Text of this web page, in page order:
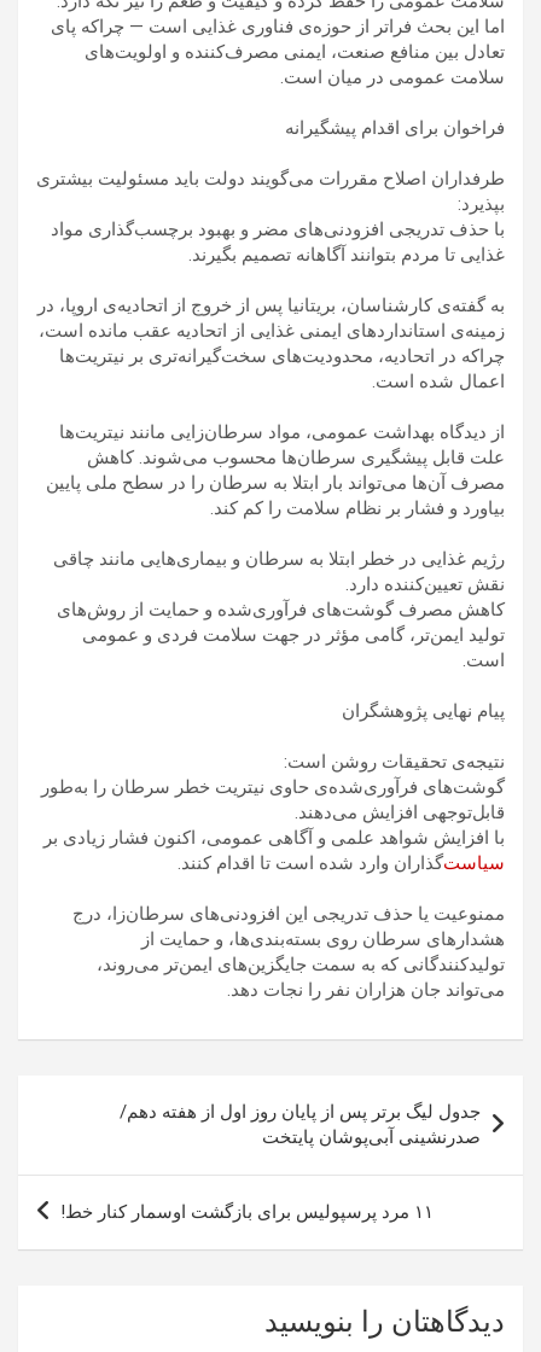
اما این بحث فراتر از حوزه‌ی فناوری غذایی است — چراکه پای
تعادل بین منافع صنعت، ایمنی مصرف‌کننده و اولویت‌های
سلامت عمومی در میان است.
فراخوان برای اقدام پیشگیرانه
طرفداران اصلاح مقررات می‌گویند دولت باید مسئولیت بیشتری
بپذیرد:
با حذف تدریجی افزودنی‌های مضر و بهبود برچسب‌گذاری مواد
غذایی تا مردم بتوانند آگاهانه تصمیم بگیرند.
به گفته‌ی کارشناسان، بریتانیا پس از خروج از اتحادیه‌ی اروپا، در
زمینه‌ی استانداردهای ایمنی غذایی از اتحادیه عقب مانده است،
چراکه در اتحادیه، محدودیت‌های سخت‌گیرانه‌تری بر نیتریت‌ها
اعمال شده است.
از دیدگاه بهداشت عمومی، مواد سرطان‌زایی مانند نیتریت‌ها
علت قابل پیشگیری سرطان‌ها محسوب می‌شوند. کاهش
مصرف آن‌ها می‌تواند بار ابتلا به سرطان را در سطح ملی پایین
بیاورد و فشار بر نظام سلامت را کم کند.
رژیم غذایی در خطر ابتلا به سرطان و بیماری‌هایی مانند چاقی
نقش تعیین‌کننده دارد.
کاهش مصرف گوشت‌های فرآوری‌شده و حمایت از روش‌های
تولید ایمن‌تر، گامی مؤثر در جهت سلامت فردی و عمومی
است.
پیام نهایی پژوهشگران
نتیجه‌ی تحقیقات روشن است:
گوشت‌های فرآوری‌شده‌ی حاوی نیتریت خطر سرطان را به‌طور
قابل‌توجهی افزایش می‌دهند.
با افزایش شواهد علمی و آگاهی عمومی، اکنون فشار زیادی بر
سیاست‌گذاران وارد شده است تا اقدام کنند.
ممنوعیت یا حذف تدریجی این افزودنی‌های سرطان‌زا، درج
هشدارهای سرطان روی بسته‌بندی‌ها، و حمایت از
تولیدکنندگانی که به سمت جایگزین‌های ایمن‌تر می‌روند،
می‌تواند جان هزاران نفر را نجات دهد.
نوشته
جدول لیگ برتر پس از پایان روز اول از هفته دهم/
صدرنشینی آبی‌پوشان پایتخت
۱۱ مرد پرسپولیس برای بازگشت اوسمار کنار خط!
دیدگاهتان را بنویسید